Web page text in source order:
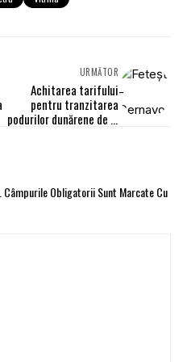
URMĂTOR
Achitarea tarifului
pentru tranzitarea
podurilor dunărene de la
Câmpurile Obligatorii Sunt Marcate Cu